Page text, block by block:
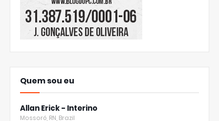
Quem sou eu
Allan Erick - Interino
Mossoró, RN, Brazil